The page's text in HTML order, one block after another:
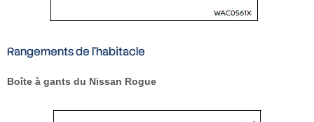
Rangements de l'habitacle
Boîte à gants du Nissan Rogue